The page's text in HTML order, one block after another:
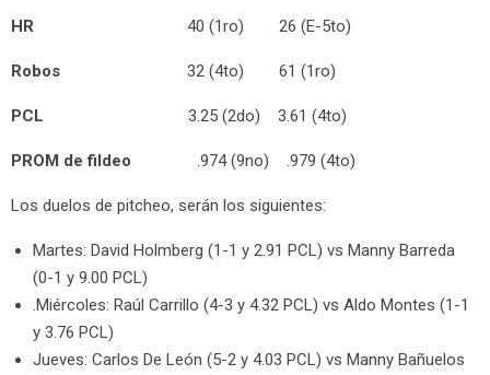
HR 40 (1ro) 26 (E-5to)
Robos 32 (4to) 61 (1ro)
PCL 3.25 (2do) 3.61 (4to)
PROM de fildeo .974 (9no) .979 (4to)
Los duelos de pitcheo, serán los siguientes:
Martes: David Holmberg (1-1 y 2.91 PCL) vs Manny Barreda
(0-1 y 9.00 PCL)
.Miércoles: Raúl Carrillo (4-3 y 4.32 PCL) vs Aldo Montes (1-1
y 3.76 PCL)
Jueves: Carlos De León (5-2 y 4.03 PCL) vs Manny Bañuelos